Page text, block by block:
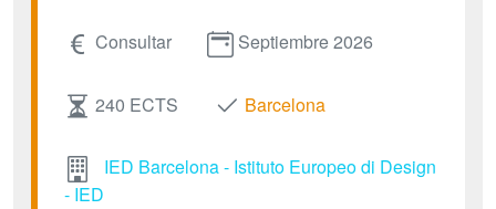
Consultar Septiembre 2026
240 ECTS Barcelona
IED Barcelona - Istituto Europeo di Design
- IED